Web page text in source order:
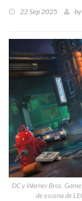
22 Sep 2025 by
DC y Warner Bros.
de escena de